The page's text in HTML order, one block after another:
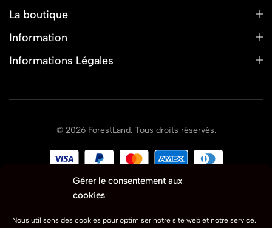
Gérer le consentement aux
cookies
Nous utilisons des cookies pour optimiser notre site web et notre service.
La boutique
Information
Informations Légales
© 2026 ForestLand. Tous droits réservés.